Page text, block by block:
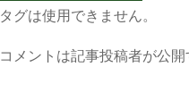
タグは使用できません。
コメントは記事投稿者が公開